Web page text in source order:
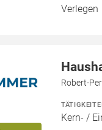
Verlegen
Robert-
Kern- /